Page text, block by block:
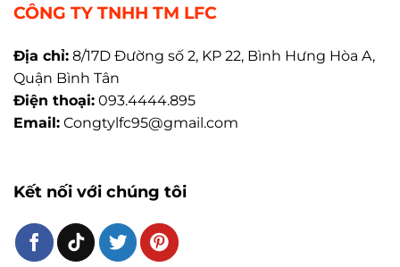
CÔNG TY TNHH TM LFC
Địa chỉ: 8/17D Đường số 2, KP 22, Bình Hưng Hòa A,
Quận Bình Tân
Điện thoại: 093.4444.895
Email: Congtylfc95@gmail.com
Kết nối với chúng tôi